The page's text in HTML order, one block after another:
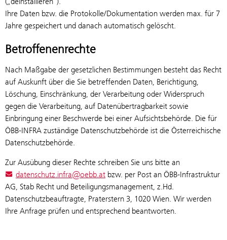
Ihre Daten bzw. die Protokolle/Dokumentation werden max. für 7
Jahre gespeichert und danach automatisch gelöscht.
Betroffenenrechte
Nach Maßgabe der gesetzlichen Bestimmungen besteht das Recht
auf Auskunft über die Sie betreffenden Daten, Berichtigung,
Löschung, Einschränkung, der Verarbeitung oder Widerspruch
gegen die Verarbeitung, auf Datenübertragbarkeit sowie
Einbringung einer Beschwerde bei einer Aufsichtsbehörde. Die für
ÖBB-INFRA zuständige Datenschutzbehörde ist die Österreichische
Datenschutzbehörde.
Zur Ausübung dieser Rechte schreiben Sie uns bitte an
datenschutz.infra@oebb.at bzw. per Post an ÖBB-Infrastruktur
AG, Stab Recht und Beteiligungsmanagement, z.Hd.
Datenschutzbeauftragte, Praterstern 3, 1020 Wien. Wir werden
Ihre Anfrage prüfen und entsprechend beantworten.